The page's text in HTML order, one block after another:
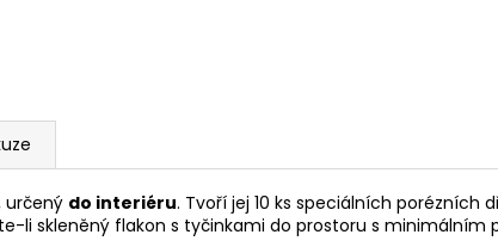
určený do interiéru. Tvoří jej 10 ks speciálních
li skleněný flakon s tyčinkami do prostoru s minimálním